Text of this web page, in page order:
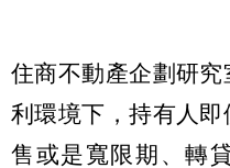
住商不動產企劃研
利環境下，持有人
售或是寬限期、轉